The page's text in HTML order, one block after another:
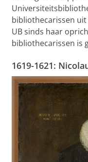
bibliothecarissen uit
UB sinds haar
bibliothecarissen is
1619-1621: